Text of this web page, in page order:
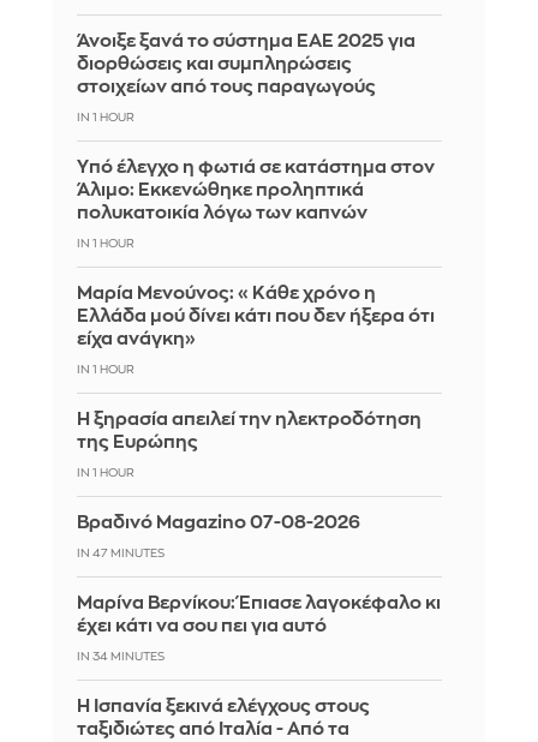
Άνοιξε ξανά το σύστημα ΕΑΕ 2025 για
διορθώσεις και συμπληρώσεις
στοιχείων από τους παραγωγούς
IN 1 HOUR
Yπό έλεγχο η φωτιά σε κατάστημα στον
Άλιμο: Εκκενώθηκε προληπτικά
πολυκατοικία λόγω των καπνών
IN 1 HOUR
Μαρία Μενούνος: «Κάθε χρόνο η
Ελλάδα μού δίνει κάτι που δεν ήξερα ότι
είχα ανάγκη»
IN 1 HOUR
Η ξηρασία απειλεί την ηλεκτροδότηση
της Ευρώπης
IN 1 HOUR
Βραδινό Magazino 07-08-2026
IN 47 MINUTES
Μαρίνα Βερνίκου: Έπιασε λαγοκέφαλο κι
έχει κάτι να σου πει για αυτό
IN 34 MINUTES
Η Ισπανία ξεκινά ελέγχους στους
ταξιδιώτες από Ιταλία - Από τα